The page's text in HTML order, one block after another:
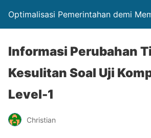
Optimalisasi Pemerintahan demi
Informasi Perubahan
Kesulitan Soal Uji
Level-1
Christian